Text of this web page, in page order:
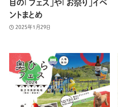
目の「フェス」や「お祭り」イベ
ントまとめ
2025年1月29日